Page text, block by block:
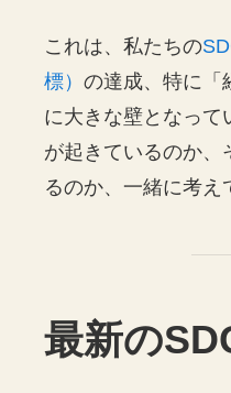
これは、私たちの
標）の達成、特に「
に大きな壁となって
が起きているのか、
るのか、一緒に考え
最新の